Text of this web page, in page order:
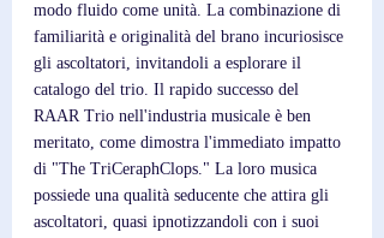
modo fluido come unità. La combinazione di
familiarità e originalità del brano incuriosisce
gli ascoltatori, invitandoli a esplorare il
catalogo del trio. Il rapido successo del
RAAR Trio nell'industria musicale è ben
meritato, come dimostra l'immediato impatto
di "The TriCeraphClops." La loro musica
possiede una qualità seducente che attira gli
ascoltatori, quasi ipnotizzandoli con i suoi